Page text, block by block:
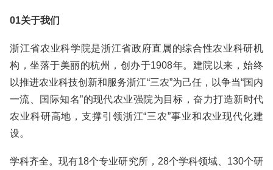
01关于我们
浙江省农业科学院是浙江省政府直属的综合性农业科研机
构，坐落于美丽的杭州，创办于1908年。建院以来，始终
以推进农业科技创新和服务浙江“三农”为己任，以争当“国内
一流、国际知名”的现代农业强院为目标，奋力打造新时代
农业科研高地，支撑引领浙江“三农”事业和农业现代化建
设。
学科齐全。现有18个专业研究所，28个学科领域、130个研